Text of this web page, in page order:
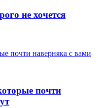
не хочется
почти